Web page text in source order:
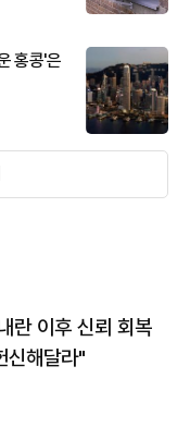
홍콩'은
란 이후 신뢰 회복
신해달라"